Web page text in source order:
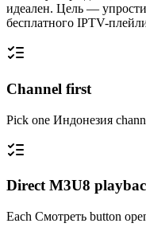
идеален. Цель —
бесплатного IPTV-
Channel first
Pick one Индонезия
Direct M3U8
Each Смотреть button